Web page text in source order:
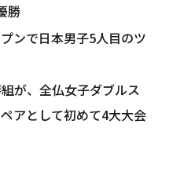
勝
ンで日本男子5人目のツ
が、全仏女子ダブルス
アとして初めて4大大会